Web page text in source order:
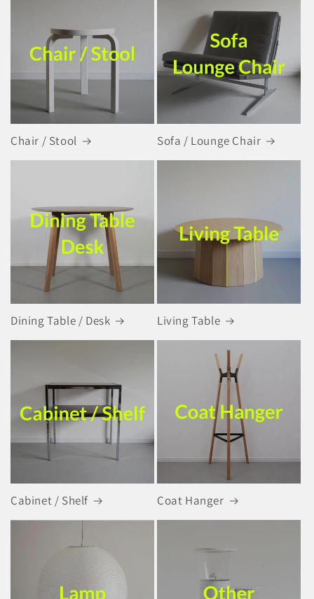
Chair / Stool Sofa / Lounge Chair
Dining Table / Desk Living Table
Cabinet / Shelf Coat Hanger